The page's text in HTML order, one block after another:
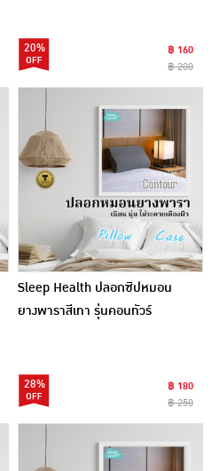
20%
฿ 160
฿ 200
Sleep Health ปลอกซิปหมอน
ยางพาราสีเทา รุ่นคอนทัวร์
28%
฿ 180
฿ 250